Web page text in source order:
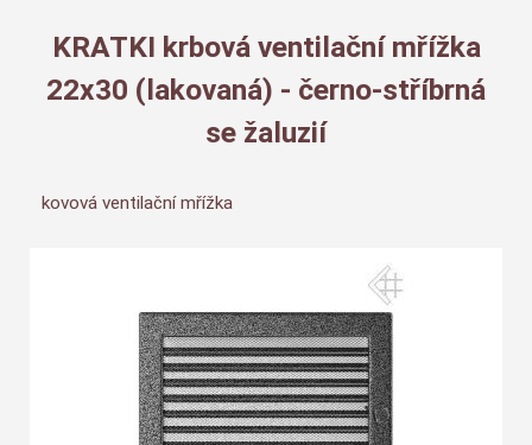
KRATKI krbová ventilační mřížka
22x30 (lakovaná) - černo-stříbrná
se žaluzií
kovová ventilační mřížka